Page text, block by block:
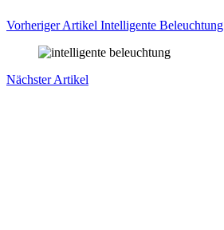
Vorheriger Artikel Intelligente Beleuchtung
Nächster Artikel